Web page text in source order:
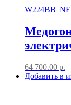
64 700.00 р.
Добавить в